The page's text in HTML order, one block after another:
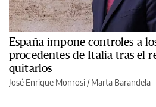
España impone controles a
procedentes de Italia tras el
quitarlos
José Enrique Monrosi / Marta Barandela